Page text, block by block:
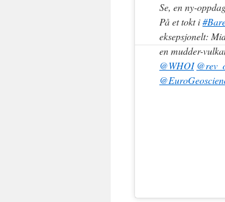
Se, en ny-
På et tokt i
eksepsjonelt:
en mudder-
@WHOI